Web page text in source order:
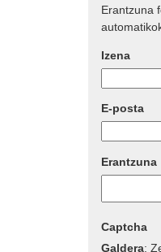
Erantzuna
Izena
E-posta
Erantzuna
Captcha
Galdera: